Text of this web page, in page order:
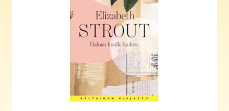
Aurinko Kustannus: kirjat
Auringon kirja- ja paperipuodit verkossa